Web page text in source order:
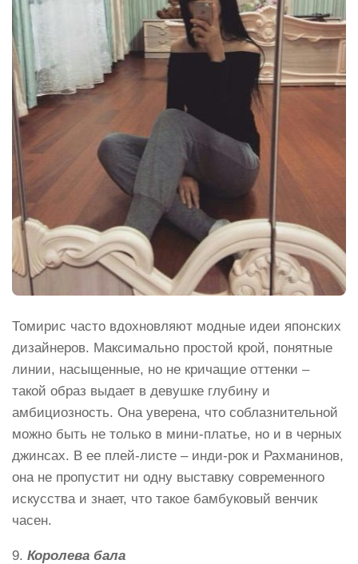
Томирис часто вдохновляют модные идеи японских
дизайнеров. Максимально простой крой, понятные
линии, насыщенные, но не кричащие оттенки –
такой образ выдает в девушке глубину и
амбициозность. Она уверена, что соблазнительной
можно быть не только в мини-платье, но и в черных
джинсах. В ее плей-листе – инди-рок и Рахманинов,
она не пропустит ни одну выставку современного
искусства и знает, что такое бамбуковый венчик
часен.
9. Королева бала